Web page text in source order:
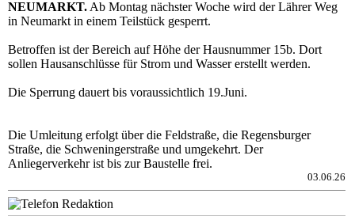
NEUMARKT. Ab Montag nächster Woche wird der Lährer Weg
in Neumarkt in einem Teilstück gesperrt.
Betroffen ist der Bereich auf Höhe der Hausnummer 15b. Dort
sollen Hausanschlüsse für Strom und Wasser erstellt werden.
Die Sperrung dauert bis voraussichtlich 19.Juni.
Die Umleitung erfolgt über die Feldstraße, die Regensburger
Straße, die Schweningerstraße und umgekehrt. Der
Anliegerverkehr ist bis zur Baustelle frei.
03.06.26